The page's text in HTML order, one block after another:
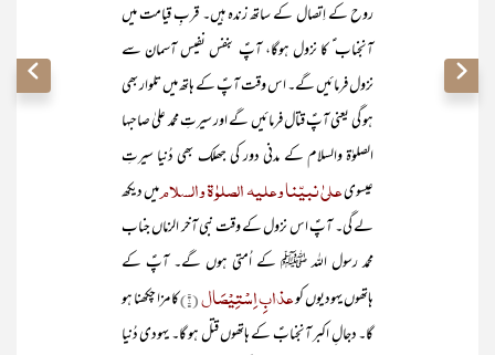
روح کے اِتصال کے ساتھ زندہ ہیں۔ قربِ قیامت میں
آنجناب ؑ کا نزول ہوگا، آپؑ بنفس نفیس آسمان سے
نزول فرمائیں گے۔ اس وقت آپؑ کے ہاتھ میں تلوار بھی
ہو گی یعنی آپؑ قتال فرمائیں گے اور سیرتِ محمد علیٰ صاحبہا
الصلوٰۃ والسلام کے مدنی دور کی جھلک بھی دُنیا سیرتِ
عیسویعلیٰ نبیّنا وعلیہ الصلوٰۃ والسلاممیں دیکھ
لے گی۔ آپؑ اس نزول کے وقت نبی آخر الزماں جناب
محمد رسول اللہ ﷺ کے اُمتی ہوں گے۔ آپؑ کے
ہاتھوں یہودیوں کوعذابِ اِسْتِیْصَال(۱) کا مزا چکھنا ہو
گا۔ دجالِ اکبر آنجنابؑ کے ہاتھوں قتل ہو گا۔ یہودی دُنیا